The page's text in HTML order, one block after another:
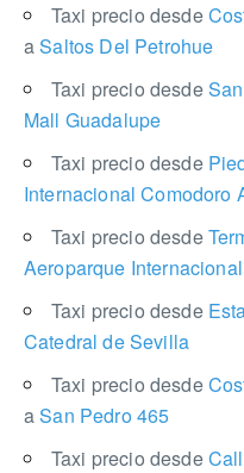
Taxi precio desde
aSaltos Del Petrohue
Taxi precio desde
Mall Guadalupe
Taxi precio desde
Internacional Comodoro
Taxi precio desde
Aeroparque
Taxi precio desde
Catedral de Sevilla
Taxi precio desde
aSan Pedro 465
Taxi precio desde